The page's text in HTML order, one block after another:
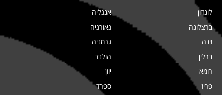
לונדון
ברצלונה
וינה
ברלין
רומא
פריז
אנגליה
גאורגיה
גרמניה
הולנד
יוון
ספרד